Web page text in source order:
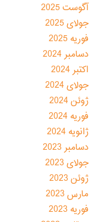
آگوست 2025
جولای 2025
فوریه 2025
دسامبر 2024
اکتبر 2024
جولای 2024
ژوئن 2024
فوریه 2024
ژانویه 2024
دسامبر 2023
جولای 2023
ژوئن 2023
مارس 2023
فوریه 2023